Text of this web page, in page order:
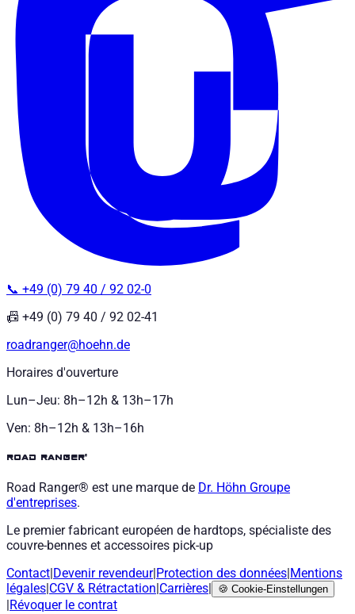
📞 +49 (0) 79 40 / 92 02-0
📠 +49 (0) 79 40 / 92 02-41
roadranger@hoehn.de
Horaires d'ouverture
Lun–Jeu: 8h–12h & 13h–17h
Ven: 8h–12h & 13h–16h
road ranger®
Road Ranger® est une marque de Dr. Höhn Groupe
d'entreprises.
Le premier fabricant européen de hardtops, spécialiste des
couvre-bennes et accessoires pick-up
Contact Devenir revendeur| Protection des données Mentions
légales CGV & Rétractation Carrières 🍪 Cookie-Einstellungen
Révoquer le contrat